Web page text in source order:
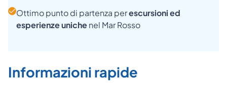
Ottimo punto di partenza perescursioni ed
esperienze unichenel Mar Rosso
Informazioni rapide